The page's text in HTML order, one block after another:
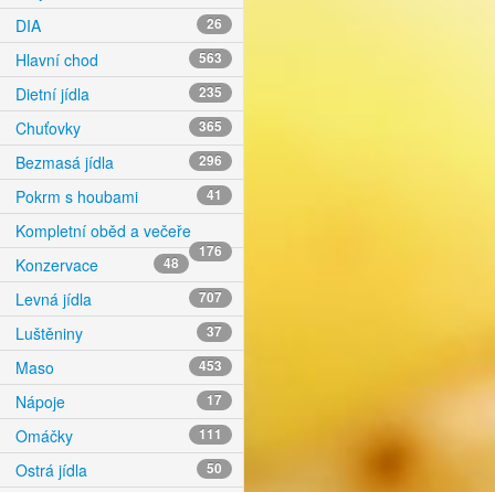
DIA 26
Hlavní chod 563
Dietní jídla 235
Chuťovky 365
Bezmasá jídla 296
Pokrm s houbami 41
Kompletní oběd a večeře
176
Konzervace 48
Levná jídla 707
Luštěniny 37
Maso 453
Nápoje 17
Omáčky 111
Ostrá jídla 50